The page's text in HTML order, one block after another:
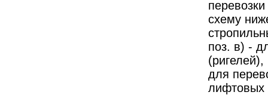
схему
поз. в) -
для
лифтовых